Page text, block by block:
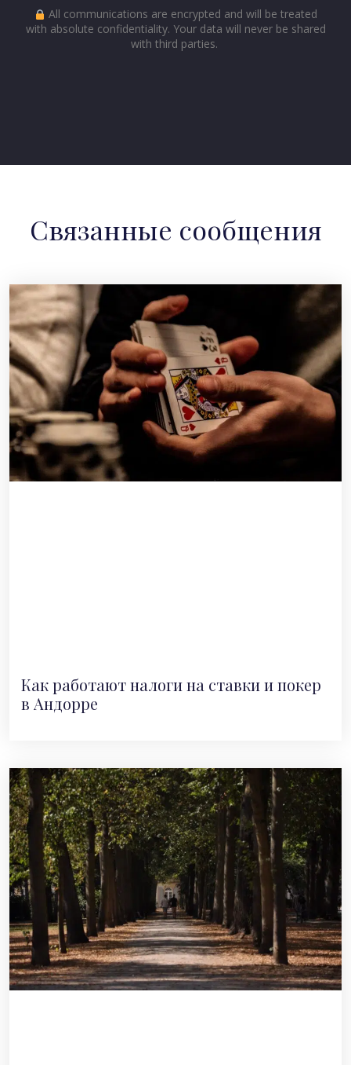
All communications are encrypted and will be treated
with absolute confidentiality. Your data will never be shared
with third parties.
Связанные сообщения
Как работают налоги на ставки и покер
в Андорре